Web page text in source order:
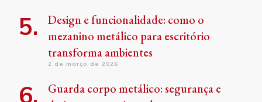
Design e funcionalidade: como o
mezanino metálico para escritório
transforma ambientes
2 de março de 2026
Guarda corpo metálico: segurança e